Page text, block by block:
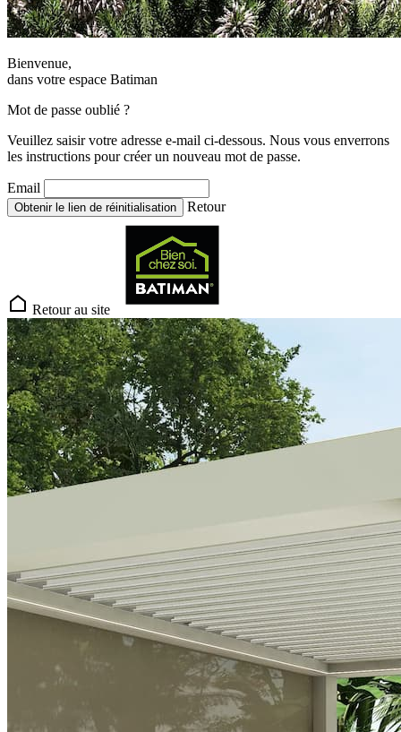
Bienvenue,
dans votre espace Batiman
Mot de passe oublié ?
Veuillez saisir votre adresse e-mail ci-dessous. Nous vous enverrons
les instructions pour créer un nouveau mot de passe.
Email
Obtenir le lien de réinitialisation Retour
Retour au site